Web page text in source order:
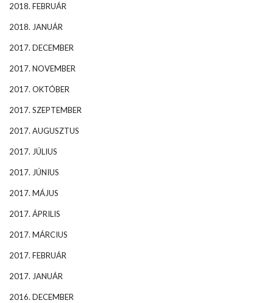
2018. FEBRUÁR
2018. JANUÁR
2017. DECEMBER
2017. NOVEMBER
2017. OKTÓBER
2017. SZEPTEMBER
2017. AUGUSZTUS
2017. JÚLIUS
2017. JÚNIUS
2017. MÁJUS
2017. ÁPRILIS
2017. MÁRCIUS
2017. FEBRUÁR
2017. JANUÁR
2016. DECEMBER